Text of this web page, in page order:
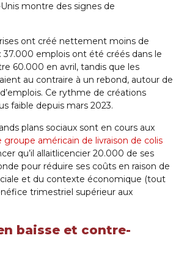
montre des signes de
ont créé nettement moins de
37.000 emplois ont été créés dans le
60.000 en avril, tandis que les
au contraire à un rebond, autour de
Ce rythme de créations
faible depuis mars 2023.
plans sociaux sont en cours aux
groupe américain de livraison de colis
qu’il allaitlicencier 20.000 de ses
pour réduire ses coûts en raison de
et du contexte économique (tout
trimestriel supérieur aux
baisse et contre-